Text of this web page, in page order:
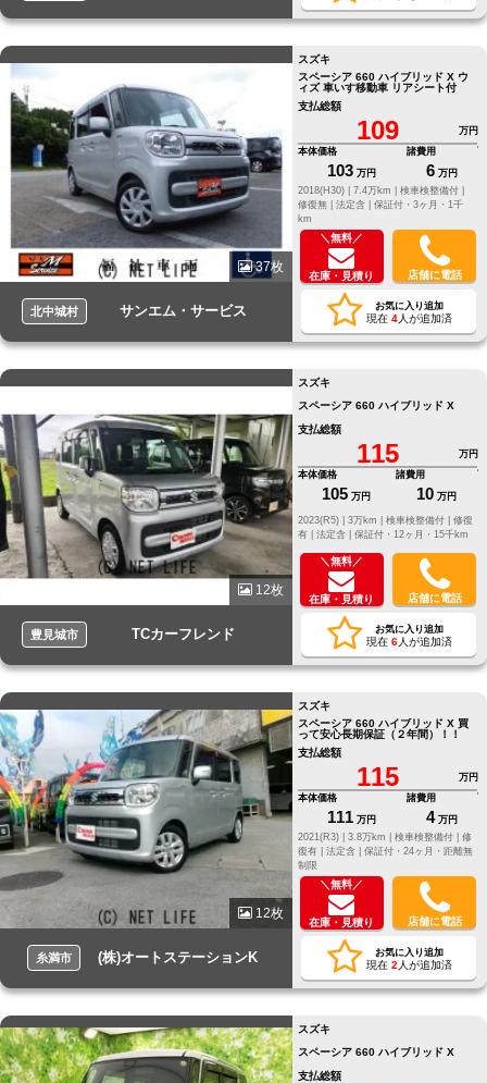
37枚
北中城村 サンエム・サービス
スズキ
スペーシア 660 ハイブリッド X ウ
ィズ 車いす移動車 リアシート付
支払総額
109
万円
本体価格
103 万円
諸費用
6 万円
2018(H30) |
7.4万km |
検車検整備付 |
修復無 | 法定含 | 保証付・3ヶ月・1千
km
＼無料／
在庫・見積り 店舗に電話
お気に入り追加
現在 4人が追加済
12枚
豊見城市 TCカーフレンド
スズキ
スペーシア 660 ハイブリッド X
支払総額
115
万円
本体価格
105 万円
諸費用
10 万円
修復
有 | 法定含 | 保証付・12ヶ月・15千km
＼無料／
在庫・見積り 店舗に電話
お気に入り追加
現在 6人が追加済
12枚
糸満市 (株)オートステーションK
スズキ
スペーシア 660 ハイブリッド X 買
って安心長期保証（２年間）！！
支払総額
115
万円
本体価格
111 万円
諸費用
4 万円
2021(R3) |
3.8万km | 検車検整備付 | 修
復有 | 法定含 | 保証付・24ヶ月・距離無
制限
＼無料／
在庫・見積り 店舗に電話
お気に入り追加
現在 2 人が追加済
スズキ
スペーシア 660 ハイブリッド X
支払総額